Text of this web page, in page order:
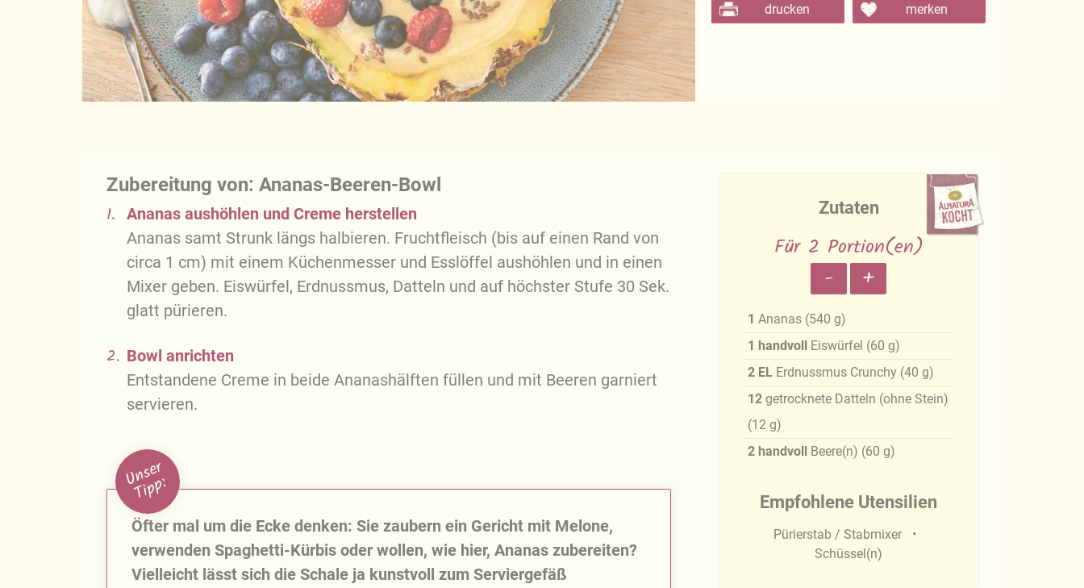
drucken merken
Zubereitung von: Ananas-Beeren-Bowl
1.
Ananas aushöhlen und Creme herstellen
Ananas samt Strunk längs halbieren. Fruchtfleisch (bis auf einen Rand von
circa 1 cm) mit einem Küchenmesser und Esslöffel aushöhlen und in einen
Mixer geben. Eiswürfel, Erdnussmus, Datteln und auf höchster Stufe 30 Sek.
glatt pürieren.
2. Bowl anrichten
Entstandene Creme in beide Ananashälften füllen und mit Beeren garniert
servieren.
U
n
s
e
r
T
i
p
p
:
Öfter mal um die Ecke denken: Sie zaubern ein Gericht mit Melone,
verwenden Spaghetti-Kürbis oder wollen, wie hier, Ananas zubereiten?
Vielleicht lässt sich die Schale ja kunstvoll zum Serviergefäß
Zutaten
Für 2 Portion(en)
- +
1 Ananas (540 g)
1 handvoll Eiswürfel (60 g)
2 EL Erdnussmus Crunchy (40 g)
12 getrocknete Datteln (ohne Stein)
(12 g)
2 handvoll Beere(n) (60 g)
Empfohlene Utensilien
Pürierstab / Stabmixer
Schüssel(n)